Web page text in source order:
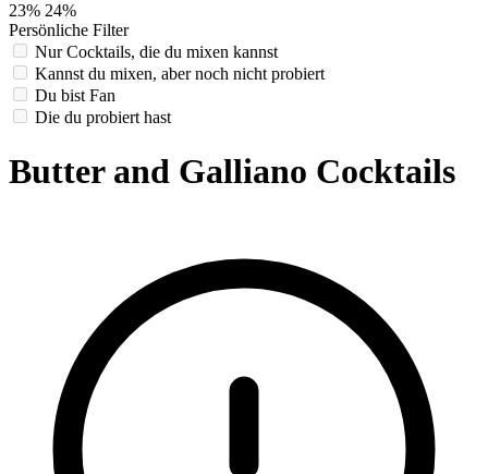
23% 24%
Persönliche Filter
Nur Cocktails, die du mixen kannst
Kannst du mixen, aber noch nicht probiert
Du bist Fan
Die du probiert hast
Butter and Galliano Cocktails